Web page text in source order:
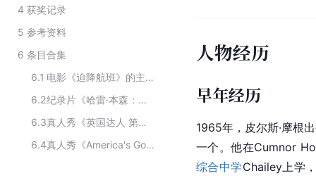
4 获奖记录
5 参考资料
6 条目合集
6.1
电影《迫降航班》的主要演员
6.2
纪录片《哈雷·本森：一拍成名》主要演员
6.3
真人秀《英国达人 第一季》主要演员
6.4
真人秀《America's Got Talent》主要演员
人物经历
早年经历
1965年，皮尔斯·摩根
一个。他在Cumnor
综合中学Chailey上学